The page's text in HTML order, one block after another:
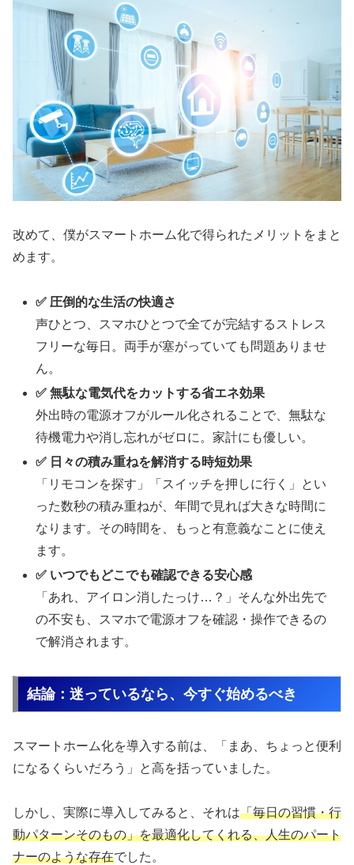
改めて、僕がスマートホーム化で得られたメリットをまと
めます。
✅ 圧倒的な生活の快適さ
声ひとつ、スマホひとつで全てが完結するストレス
フリーな毎日。両手が塞がっていても問題ありませ
ん。
✅ 無駄な電気代をカットする省エネ効果
外出時の電源オフがルール化されることで、無駄な
待機電力や消し忘れがゼロに。家計にも優しい。
✅ 日々の積み重ねを解消する時短効果
「リモコンを探す」「スイッチを押しに行く」とい
った数秒の積み重ねが、年間で見れば大きな時間に
なります。その時間を、もっと有意義なことに使え
ます。
✅ いつでもどこでも確認できる安心感
「あれ、アイロン消したっけ…？」そんな外出先で
の不安も、スマホで電源オフを確認・操作できるの
で解消されます。
結論：迷っているなら、今すぐ始めるべき
スマートホーム化を導入する前は、「まあ、ちょっと便利
になるくらいだろう」と高を括っていました。
しかし、実際に導入してみると、それは「毎日の習慣・行
動パターンそのもの」を最適化してくれる、人生のパート
ナーのような存在でした。